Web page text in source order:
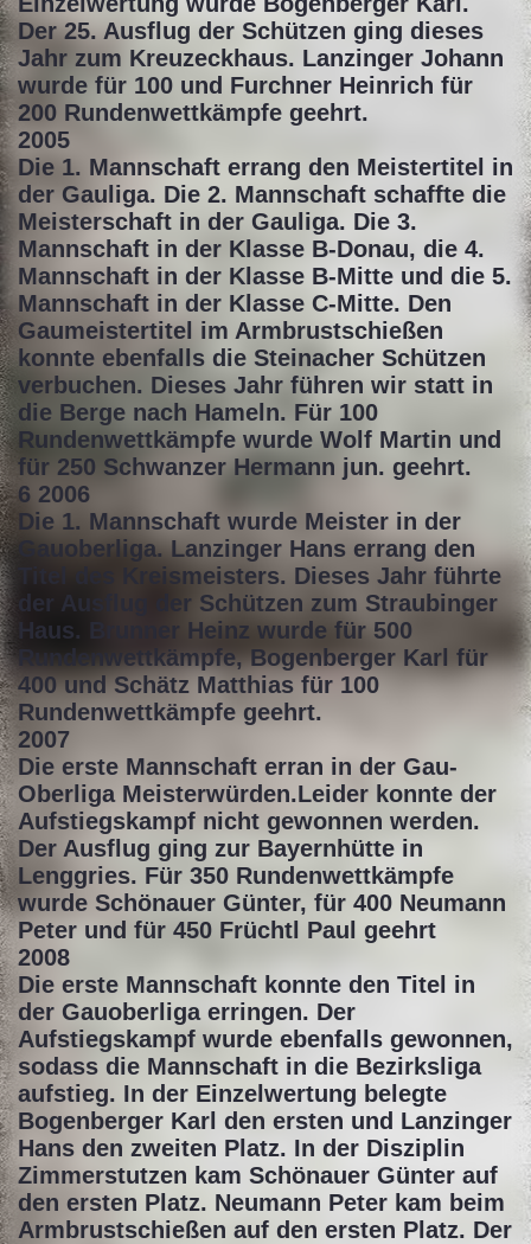
Der 25. Ausflug der Schützen ging dieses
Jahr zum Kreuzeckhaus. Lanzinger Johann
wurde für 100 und Furchner Heinrich für
200 Rundenwettkämpfe geehrt.
2005
Die 1. Mannschaft errang den Meistertitel in
der Gauliga. Die 2. Mannschaft schaffte die
Meisterschaft in der Gauliga. Die 3.
Mannschaft in der Klasse B-Donau, die 4.
Mannschaft in der Klasse B-Mitte und die 5.
Mannschaft in der Klasse C-Mitte. Den
Gaumeistertitel im Armbrustschießen
konnte ebenfalls die Steinacher Schützen
verbuchen. Dieses Jahr führen wir statt in
die Berge nach Hameln. Für 100
Rundenwettkämpfe wurde Wolf Martin und
für 250 Schwanzer Hermann jun. geehrt.
6 2006
Die 1. Mannschaft wurde Meister in der
Gauoberliga. Lanzinger Hans errang den
Titel des Kreismeisters. Dieses Jahr führte
der Ausflug der Schützen zum Straubinger
Haus. Brunner Heinz wurde für 500
Rundenwettkämpfe, Bogenberger Karl für
400 und Schätz Matthias für 100
Rundenwettkämpfe geehrt.
2007
Die erste Mannschaft erran in der Gau-
Oberliga Meisterwürden.Leider konnte der
Aufstiegskampf nicht gewonnen werden.
Der Ausflug ging zur Bayernhütte in
Lenggries. Für 350 Rundenwettkämpfe
wurde Schönauer Günter, für 400 Neumann
Peter und für 450 Früchtl Paul geehrt
2008
Die erste Mannschaft konnte den Titel in
der Gauoberliga erringen. Der
Aufstiegskampf wurde ebenfalls gewonnen,
sodass die Mannschaft in die Bezirksliga
aufstieg. In der Einzelwertung belegte
Bogenberger Karl den ersten und Lanzinger
Hans den zweiten Platz. In der Disziplin
Zimmerstutzen kam Schönauer Günter auf
den ersten Platz. Neumann Peter kam beim
Armbrustschießen auf den ersten Platz. Der